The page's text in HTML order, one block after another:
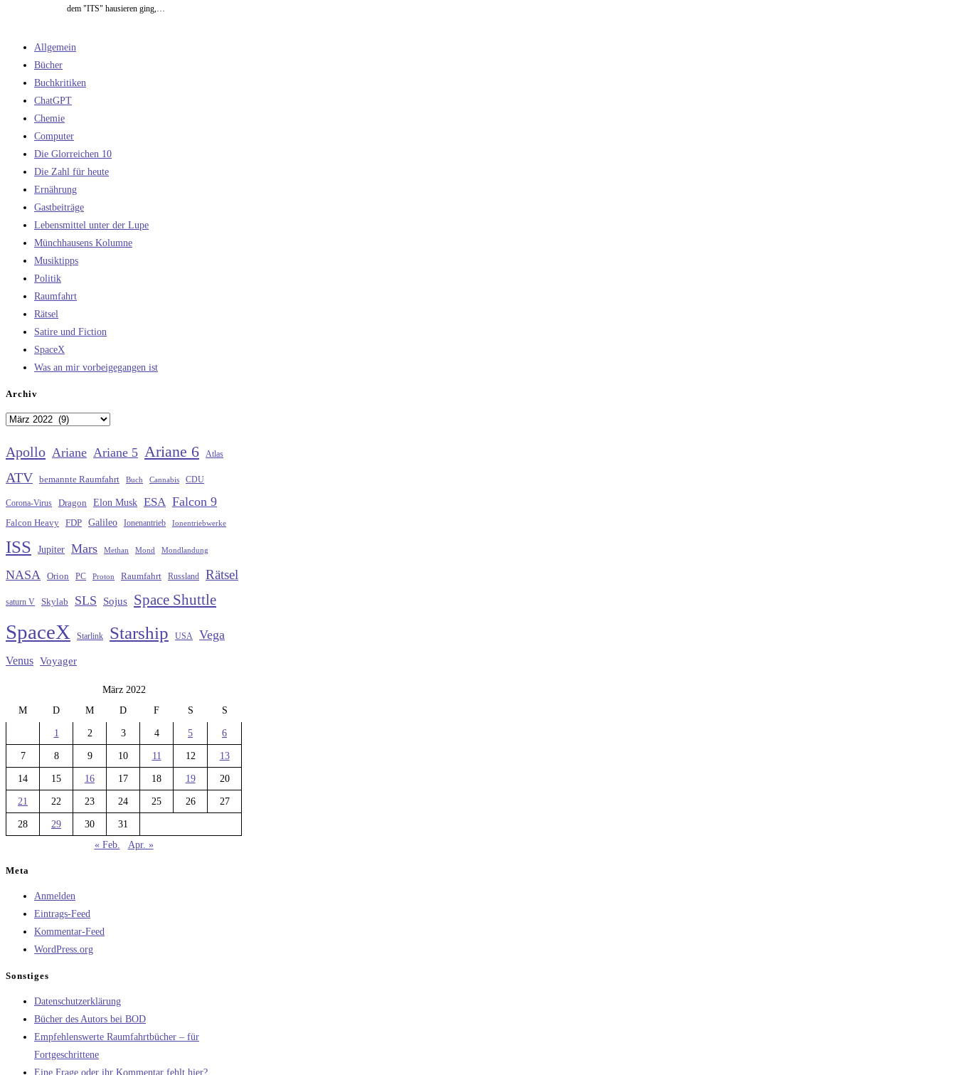
dem "ITS" hausieren ging,…
Allgemein
Bücher
Buchkritiken
ChatGPT
Chemie
Computer
Die Glorreichen 10
Die Zahl für heute
Ernährung
Gastbeiträge
Lebensmittel unter der Lupe
Münchhausens Kolumne
Musiktipps
Politik
Raumfahrt
Rätsel
Satire und Fiction
SpaceX
Was an mir vorbeigegangen ist
Archiv
Archiv
Apollo Ariane Ariane 5 Ariane 6 Atlas
ATV bemannte Raumfahrt Buch Cannabis CDU
Corona-Virus Dragon Elon Musk ESA Falcon 9
Falcon Heavy FDP Galileo Ionenantrieb Ionentriebwerke
ISS Jupiter Mars Methan Mond Mondlandung
NASA Orion PC Proton Raumfahrt Russland Rätsel
saturn V Skylab SLS Sojus Space Shuttle
SpaceX Starlink Starship USA Vega
Venus Voyager
März 2022
M
D M D F S S
1 2 3 4 5 6
7 8 9 10 11 12 13
14 15 16 17 18 19 20
21 22 23 24 25 26 27
28 29 30
31
« Feb.
Apr. »
Meta
Anmelden
Eintrags-Feed
Kommentar-Feed
WordPress.org
Sonstiges
Datenschutzerklärung
Bücher des Autors bei BOD
Empfehlenswerte Raumfahrtbücher – für
Fortgeschrittene
Eine Frage oder ihr Kommentar fehlt hier?